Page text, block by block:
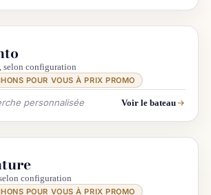
selon configuration
POUR VOUS À PRIX PROMO
personnalisée Voir le bateau
configuration
POUR VOUS À PRIX PROMO